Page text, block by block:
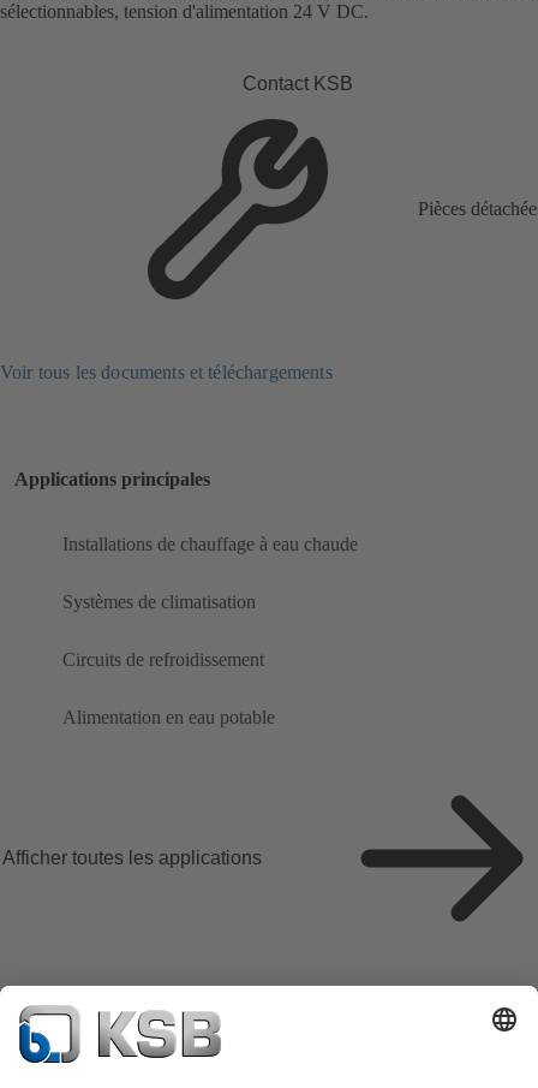
sélectionnables, tension d'alimentation 24 V DC.
Contact KSB
Pièces
Voir tous les documents et téléchargements
Applications principales
Installations de chauffage à eau chaude
Systèmes de climatisation
Circuits de refroidissement
Alimentation en eau potable
Afficher toutes les applications